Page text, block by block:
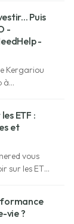
Puis
-
-
Kergariou
à
après.
ETF :
et
vous
sur les ETF
vie ?